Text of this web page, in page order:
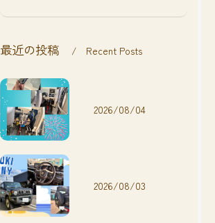
最近の投稿 Recent Posts
2026/08/04
2026/08/03